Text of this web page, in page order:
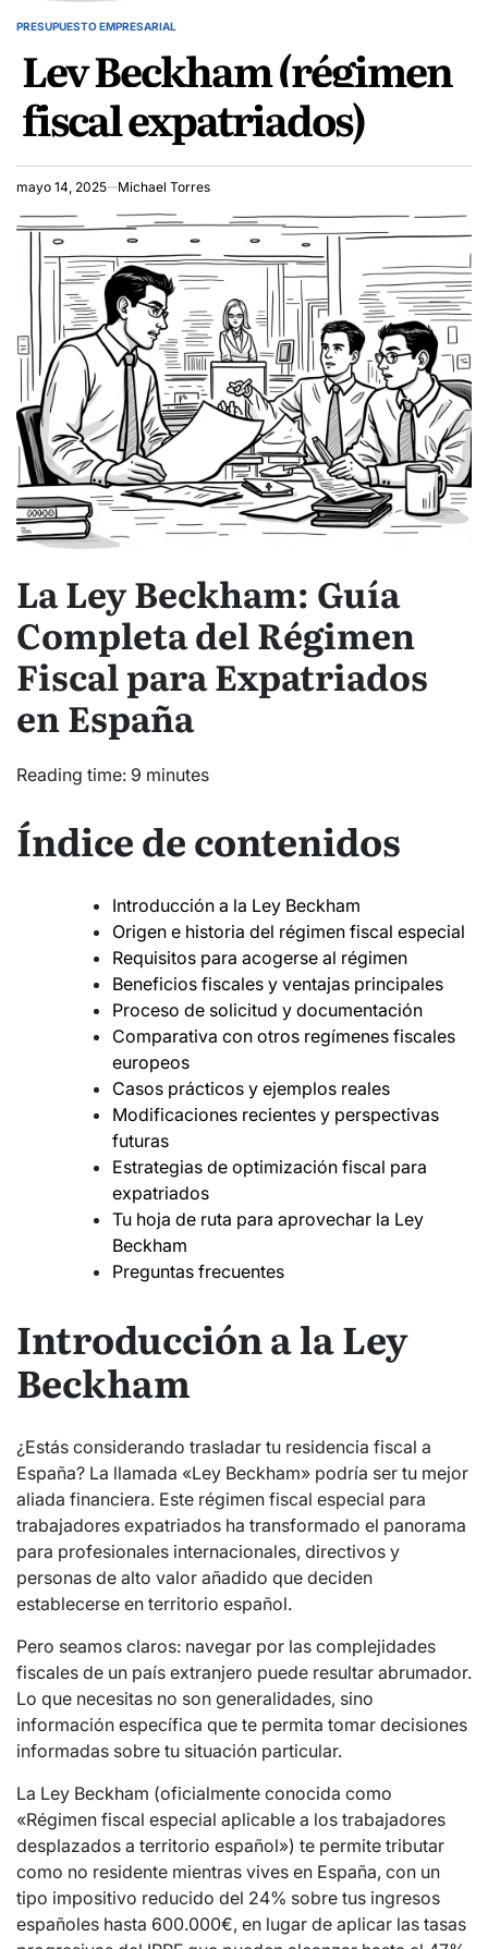
POSTED
PRESUPUESTO EMPRESARIAL
Ley Beckham (régimen
fiscal expatriados)
mayo 14, 2025 Michael Torres
La Ley Beckham: Guía
Completa del Régimen
Fiscal para Expatriados
en España
Reading time: 9 minutes
Índice de contenidos
Introducción a la Ley Beckham
Origen e historia del régimen fiscal especial
Requisitos para acogerse al régimen
Beneficios fiscales y ventajas principales
Proceso de solicitud y documentación
Comparativa con otros regímenes fiscales
europeos
Casos prácticos y ejemplos reales
Modificaciones recientes y perspectivas
futuras
Estrategias de optimización fiscal para
expatriados
Tu hoja de ruta para aprovechar la Ley
Beckham
Preguntas frecuentes
Introducción a la Ley
Beckham
¿Estás considerando trasladar tu residencia fiscal a
España? La llamada «Ley Beckham» podría ser tu mejor
aliada financiera. Este régimen fiscal especial para
trabajadores expatriados ha transformado el panorama
para profesionales internacionales, directivos y
personas de alto valor añadido que deciden
establecerse en territorio español.
Pero seamos claros: navegar por las complejidades
fiscales de un país extranjero puede resultar abrumador.
Lo que necesitas no son generalidades, sino
información específica que te permita tomar decisiones
informadas sobre tu situación particular.
La Ley Beckham (oficialmente conocida como
«Régimen fiscal especial aplicable a los trabajadores
desplazados a territorio español») te permite tributar
como no residente mientras vives en España, con un
tipo impositivo reducido del 24% sobre tus ingresos
españoles hasta 600.000€, en lugar de aplicar las tasas